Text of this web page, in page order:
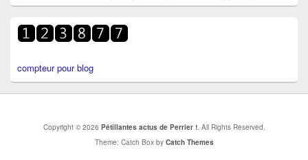
compteur pour blog
Copyright © 2026 Pétillantes actus de Perrier !. All Rights Reserved.
Theme: Catch Box by Catch Themes